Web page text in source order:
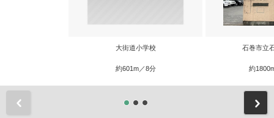
大街道小学校
約601m／8分
石巻市立
約